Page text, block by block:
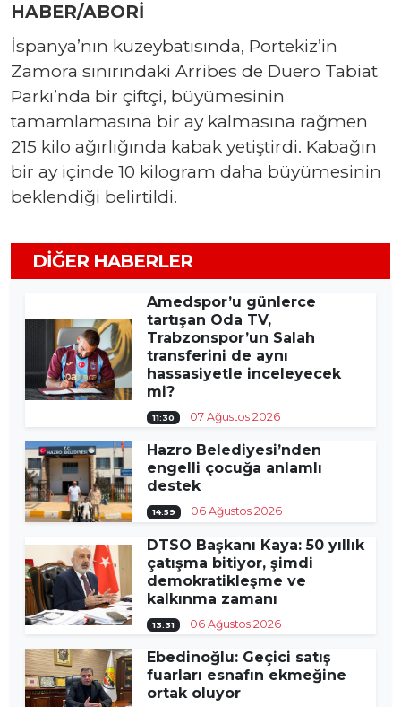
HABER/ABORİ
İspanya’nın kuzeybatısında, Portekiz’in
Zamora sınırındaki Arribes de Duero Tabiat
Parkı’nda bir çiftçi, büyümesinin
tamamlamasına bir ay kalmasına rağmen
215 kilo ağırlığında kabak yetiştirdi. Kabağın
bir ay içinde 10 kilogram daha büyümesinin
beklendiği belirtildi.
DIĞER HABERLER
Amedspor’u günlerce
tartışan Oda TV,
Trabzonspor’un Salah
transferini de aynı
hassasiyetle inceleyecek
mi?
11:30 07 Ağustos 2026
Hazro Belediyesi’nden
engelli çocuğa anlamlı
destek
14:59 06 Ağustos 2026
DTSO Başkanı Kaya: 50 yıllık
çatışma bitiyor, şimdi
demokratikleşme ve
kalkınma zamanı
13:31 06 Ağustos 2026
Ebedinoğlu: Geçici satış
fuarları esnafın ekmeğine
ortak oluyor